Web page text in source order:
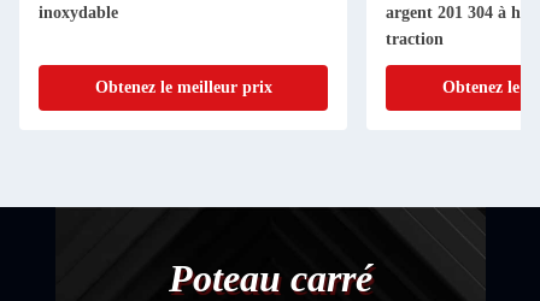
inoxydable
Obtenez le meilleur prix
argent 201 304 à
traction
Obtenez le
Poteau carré